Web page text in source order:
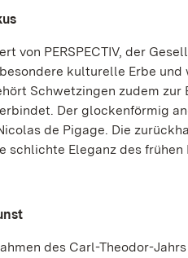
von PERSPECTIV, der
kulturelle Erbe
Schwetzingen zudem zur
Der glockenförmig
de Pigage. Die
Eleganz des frühen
des Carl-Theodor-